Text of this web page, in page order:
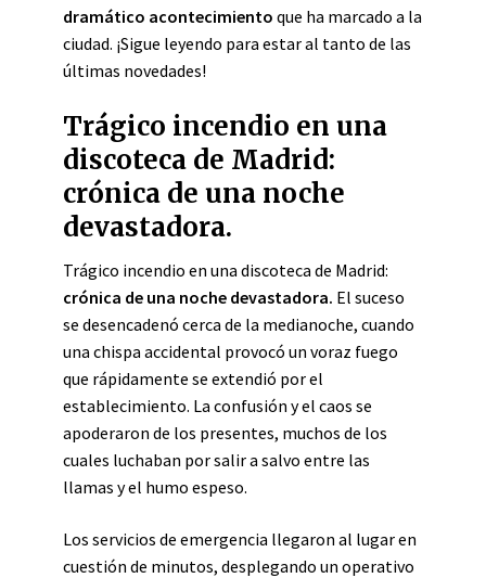
dramático acontecimiento que ha marcado a la
ciudad. ¡Sigue leyendo para estar al tanto de las
últimas novedades!
Trágico incendio en una
discoteca de Madrid:
crónica de una noche
devastadora.
Trágico incendio en una discoteca de Madrid:
crónica de una noche devastadora. El suceso
se desencadenó cerca de la medianoche, cuando
una chispa accidental provocó un voraz fuego
que rápidamente se extendió por el
establecimiento. La confusión y el caos se
apoderaron de los presentes, muchos de los
cuales luchaban por salir a salvo entre las
llamas y el humo espeso.
Los servicios de emergencia llegaron al lugar en
cuestión de minutos, desplegando un operativo